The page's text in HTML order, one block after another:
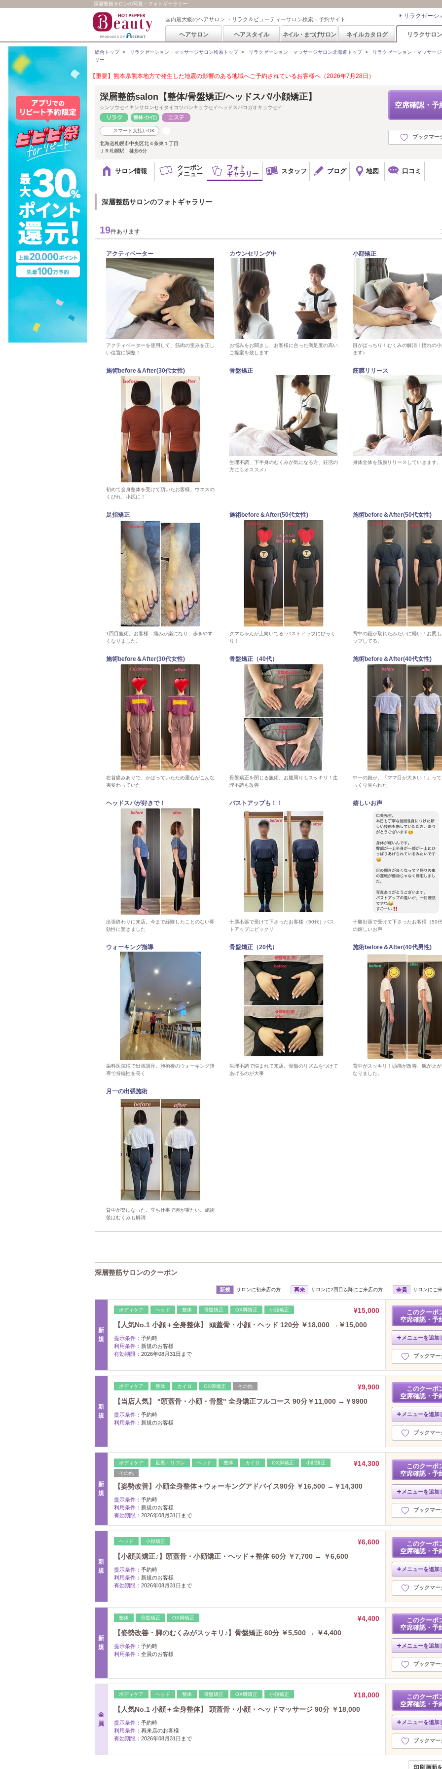
深層整筋サロンの写真・フォトギャラリー
国内最大級のヘアサロン ・リラク＆ビューティーサロン検索・予約サイト リラクゼーシ
ヘアサロン ヘアスタイル ネイル・まつげサロン ネイルカタログ リラクサロン
総合トップ> リラクゼーション・マッサージサロン検索トップ> リラクゼーション・マッサージサロン北海道トップ>
リラクゼーション・マッサー
リー
【重要】熊本県熊本地方で発生した地震の影響のある地域へご予約されているお客様へ（2026年7月28日）
空席確認・予
ブックマー
深層整筋salon【整体/骨盤矯正/ヘッドスパ/小顔矯正】
シンソウセイキンサロンセイタイコツバンキョウセイヘッドスパコガオキョウセイ
スマート支払いOK
北海道札幌市中央区北４条東１丁目
ＪＲ札幌駅 徒歩6分
サロン情報
クーポン
メニュー
フォト
ギャラリー
スタッフ ブログ 地図 口コミ
深層整筋サロンのフォトギャラリー
19件あります
アクティベーター
アクティベーターを使用して、筋肉の歪みを正し
い位置に調整！
カウンセリング中
お悩みをお聞きし、お客様に合った満足度の高い
ご提案を致します
小顔矯正
目がぱっちり！むくみの解消！憧れの
ます♪
施術before＆After(30代女性)
初めて全身整体を受けて頂いたお客様。ウエスの
くびれ、小尻に！
骨盤矯正
生理不調、下半身のむくみが気になる方、妊活の
方にもオススメ♪
筋膜リリース
身体全体を筋膜リリースしていきます。
足指矯正
1回目施術。お客様：痛みが楽になり、歩きやす
くなりました。
施術before＆After(50代女性)
クマちゃんが上向いてる↑バストアップにびっく
り！
施術before＆After(50代女性)
背中の鎧が取れたみたいに軽い！お尻
ップしてる。
施術before＆After(30代女性)
右首痛みありで、かばっていたため重心がこんな
夷変わっていた
骨盤矯正（40代）
骨盤矯正を閉じる施術。お腹周りもスッキリ！生
理不調も改善
施術before＆After(40代女性)
中一の娘が、「ママ目が大きい！」っ
っくり見られた
ヘッドスパが好きで！
出張終わりに来店。今まで経験したことのない即
効性に驚きました
バストアップも！！
十勝出張で受けて下さったお客様（50代）バス
トアップにビックリ
嬉しいお声
十勝出張で受けて下さったお客様（50
の嬉しいお声
ウォーキング指導
歯科医院様で出張講座。施術後のウォーキング指
導で持続性を長く
骨盤矯正（20代）
生理不調で悩まれて来店。骨盤のリズムをつけて
あげるのが大事
施術before＆After(40代男性)
背中がスッキリ！頭痛が改善、腕が上
なりました。
月一の出張施術
背中が楽になった。立ち仕事で脚が重たい。施術
後はむくみも解消
深層整筋サロンのクーポン
新規 サロンに初来店の方 再来 サロンに2回目以降にご来店の方 全員 サロンにご
新
規
ボディケア ヘッド 整体 骨盤矯正 OX脚矯正 小顔矯正
¥15,000
【人気No.1 小顔＋全身整体】 頭蓋骨・小顔・ヘッド 120分 ￥18,000 →￥15,000
提示条件： 予約時
利用条件： 新規のお客様
有効期限： 2026年08月31日まで
このクーポ
空席確認・予
メニューを追加
ブックマー
新
規
ボディケア 整体 カイロ OX脚矯正 その他
¥9,900
【当店人気】 "頭蓋骨・小顔・骨盤" 全身矯正フルコース 90分￥11,000 →￥9900
提示条件： 予約時
利用条件： 新規のお客様
このクーポ
空席確認・予
メニューを追加
ブックマー
新
規
ボディケア 足裏・リフレ ヘッド 整体 カイロ OX脚矯正
小顔矯正
その他
¥14,300
【姿勢改善】小顔全身整体＋ウォーキングアドバイス90分 ￥16,500 →￥14,300
提示条件： 予約時
利用条件： 新規のお客様
有効期限： 2026年08月31日まで
このクーポ
空席確認・予
メニューを追加
ブックマー
新
規
ヘッド 小顔矯正
¥6,600
【小顔美矯正♪】頭蓋骨・小顔矯正・ヘッド＋整体 60分 ￥7,700 → ￥6,600
提示条件： 予約時
利用条件： 新規のお客様
有効期限： 2026年08月31日まで
このクーポ
空席確認・予
メニューを追加
ブックマー
新
規
整体 骨盤矯正 OX脚矯正
¥4,400
【姿勢改善・脚のむくみがスッキリ♪】骨盤矯正 60分 ￥5,500 → ￥4,400
提示条件： 予約時
利用条件： 全員のお客様
このクーポ
空席確認・予
メニューを追加
ブックマー
全
員
ボディケア ヘッド 整体 骨盤矯正 OX脚矯正 小顔矯正
¥18,000
【人気No.1 小顔＋全身整体】 頭蓋骨・小顔・ヘッドマッサージ 90分 ￥18,000
提示条件： 予約時
利用条件： 再来店のお客様
有効期限： 2026年08月31日まで
このクーポ
空席確認・予
メニューを追加
ブックマー
印刷画面